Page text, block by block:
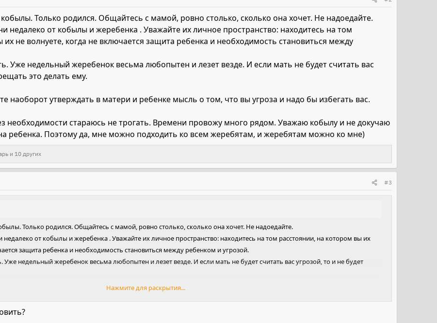
Только родился. Общайтесь с мамой, ровно столько, сколько она хочет. Не надоедайте.
недалеко от кобылы и жеребенка . Уважайте их личное пространство: находитесь на том
не волнуете, когда не включается защита ребенка и необходимость становиться между
Уже недельный жеребенок весьма любопытен и лезет везде. И если мать не будет считать вас
это делать ему.
наоборот утверждать в матери и ребенке мысль о том, что вы угроза и надо бы избегать вас.
необходимости стараюсь не трогать. Времени провожу много рядом. Уважаю кобылу и не докучаю
ребенка. Поэтому да, мне можно подходить ко всем жеребятам, и жеребятам можно ко мне)
и 10 других
#3
Только родился. Общайтесь с мамой, ровно столько, сколько она хочет. Не надоедайте.
от кобылы и жеребенка . Уважайте их личное пространство: находитесь на том расстоянии, на котором вы их
защита ребенка и необходимость становиться между ребенком и угрозой.
Уже недельный жеребенок весьма любопытен и лезет везде. И если мать не будет считать вас угрозой, то и не будет
Нажмите для раскрытия...